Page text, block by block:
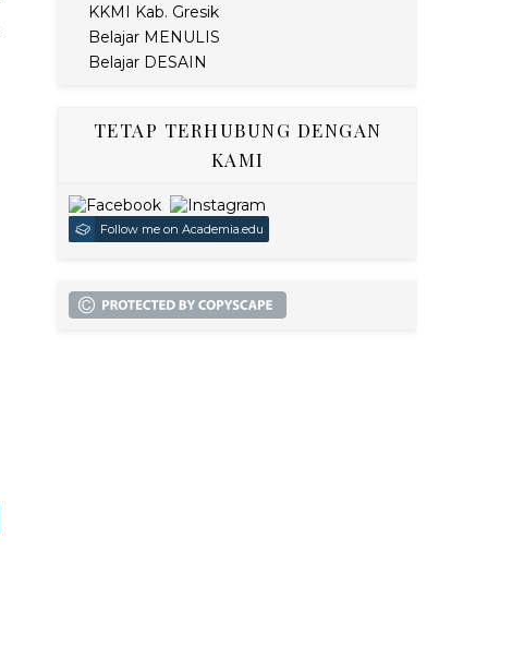
KKMI Kab. Gresik
Belajar MENULIS
Belajar DESAIN
TETAP TERHUBUNG DENGAN
KAMI
Follow me on Academia.edu